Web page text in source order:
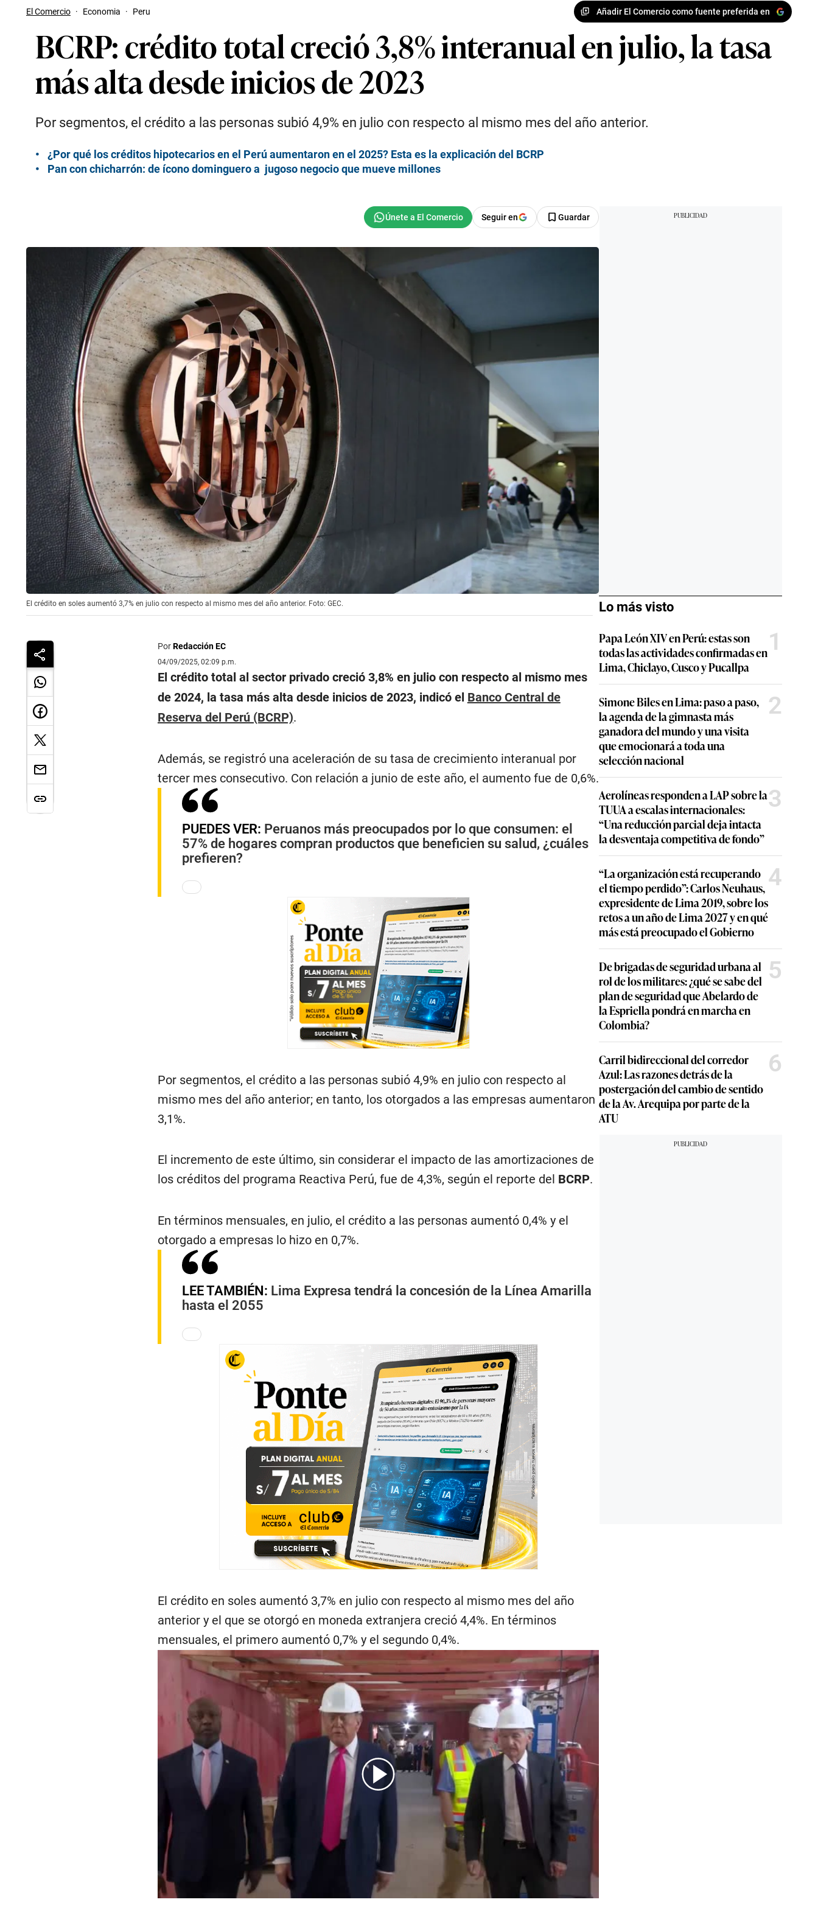
El Comercio · Economia · Peru Añadir El Comercio como fuente preferida en
BCRP: crédito total creció 3,8% interanual en julio, la tasa
más alta desde inicios de 2023
Por segmentos, el crédito a las personas subió 4,9% en julio con respecto al mismo mes del año anterior.
¿Por qué los créditos hipotecarios en el Perú aumentaron en el 2025? Esta es la explicación del BCRP
Pan con chicharrón: de ícono dominguero a jugoso negocio que mueve millones
Seguir en Guardar
El crédito en soles aumentó 3,7% en julio con respecto al mismo mes del año anterior. Foto: GEC.
PorRedacción EC
04/09/2025, 02:09 p.m.
El crédito total al sector privado creció 3,8% en julio con respecto al mismo mes
de 2024, la tasa más alta desde inicios de 2023, indicó el Banco Central de
Reserva del Perú (BCRP).
Además, se registró una aceleración de su tasa de crecimiento interanual por
tercer mes consecutivo. Con relación a junio de este año, el aumento fue de 0,6%.
PUEDES VER: Peruanos más preocupados por lo que consumen: el
57% de hogares compran productos que beneficien su salud, ¿cuáles
prefieren?
Por segmentos, el crédito a las personas subió 4,9% en julio con respecto al
mismo mes del año anterior; en tanto, los otorgados a las empresas aumentaron
3,1%.
El incremento de este último, sin considerar el impacto de las amortizaciones de
los créditos del programa Reactiva Perú, fue de 4,3%, según el reporte del BCRP.
En términos mensuales, en julio, el crédito a las personas aumentó 0,4% y el
otorgado a empresas lo hizo en 0,7%.
LEE TAMBIÉN: Lima Expresa tendrá la concesión de la Línea Amarilla
hasta el 2055
El crédito en soles aumentó 3,7% en julio con respecto al mismo mes del año
anterior y el que se otorgó en moneda extranjera creció 4,4%. En términos
mensuales, el primero aumentó 0,7% y el segundo 0,4%.
03:57 Donald Trump-Fed
Lo más visto
Papa León XIV en Perú: estas son
todas las actividades confirmadas en
Lima, Chiclayo, Cusco y Pucallpa
1
Simone Biles en Lima: paso a paso,
la agenda de la gimnasta más
ganadora del mundo y una visita
que emocionará a toda una
selección nacional
2
Aerolíneas responden a LAP sobre la
TUUA a escalas internacionales:
“Una reducción parcial deja intacta
la desventaja competitiva de fondo”
3
“La organización está recuperando
el tiempo perdido”: Carlos Neuhaus,
expresidente de Lima 2019, sobre los
retos a un año de Lima 2027 y en qué
más está preocupado el Gobierno
4
De brigadas de seguridad urbana al
rol de los militares: ¿qué se sabe del
plan de seguridad que Abelardo de
la Espriella pondrá en marcha en
Colombia?
5
Carril bidireccional del corredor
Azul: Las razones detrás de la
postergación del cambio de sentido
de la Av. Arequipa por parte de la
ATU
6